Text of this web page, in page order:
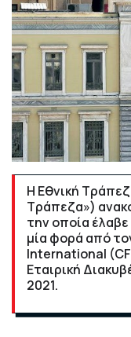
Η Εθνική
Τράπεζα»)
την οποία
μία φορά από
International
Εταιρική
2021.